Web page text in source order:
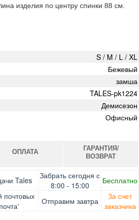
изделия по центру спинки 88 см.
S / M / L / XL
Бежевый
замша
TALES-pk1224
Демисезон
Офисный
Tales
Забрать сегодня с
8:00 - 15:00
Бесплатно
почтовых
Отправим завтра
За счет
заказчика
ОПЛАТА
товара, Картой онлайн, Google
для юридических лиц, Безналичными
Apple Pay, Mastercard, Visa
ГАРАНТИЯ/
ВОЗВРАТ
возврат товара в течение 14 дней.